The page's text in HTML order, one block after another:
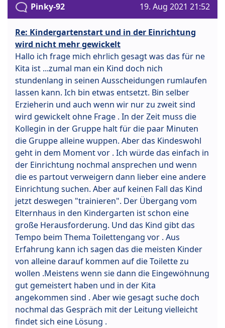
Pinky-92 19. Aug 2021 21:52
Re: Kindergartenstart und in der Einrichtung
wird nicht mehr gewickelt
Hallo ich frage mich ehrlich gesagt was das für ne
Kita ist ...zumal man ein Kind doch nich
stundenlang in seinen Ausscheidungen rumlaufen
lassen kann. Ich bin etwas entsetzt. Bin selber
Erzieherin und auch wenn wir nur zu zweit sind
wird gewickelt ohne Frage . In der Zeit muss die
Kollegin in der Gruppe halt für die paar Minuten
die Gruppe alleine wuppen. Aber das Kindeswohl
geht in dem Moment vor . Ich würde das einfach in
der Einrichtung nochmal ansprechen und wenn
die es partout verweigern dann lieber eine andere
Einrichtung suchen. Aber auf keinen Fall das Kind
jetzt deswegen "trainieren". Der Übergang vom
Elternhaus in den Kindergarten ist schon eine
große Herausforderung. Und das Kind gibt das
Tempo beim Thema Toilettengang vor . Aus
Erfahrung kann ich sagen das die meisten Kinder
von alleine darauf kommen auf die Toilette zu
wollen .Meistens wenn sie dann die Eingewöhnung
gut gemeistert haben und in der Kita
angekommen sind . Aber wie gesagt suche doch
nochmal das Gespräch mit der Leitung vielleicht
findet sich eine Lösung .